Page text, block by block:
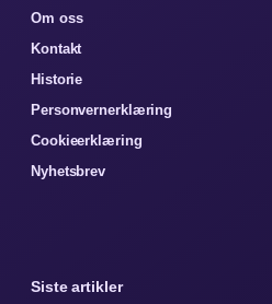
Om oss
Kontakt
Historie
Personvernerklæring
Cookieerklæring
Nyhetsbrev
Siste artikler